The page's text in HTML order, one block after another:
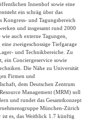
Innenhof sowie eine
ein schräg über das
Kongress- und Tagungsbereich
und insgesamt rund 2000
auch externe Tagungen,
zweigeschossige Tiefgarage
und Technikbereiche. Zu
ein Conciergeservice sowie
Die Nähe zu Universität
Firmen und
dem Deutschen Zentrum
Management (MRM) soll
und rundet das Gesamtkonzept
München-Zürich
es, das Weitblick 1.7 künftig